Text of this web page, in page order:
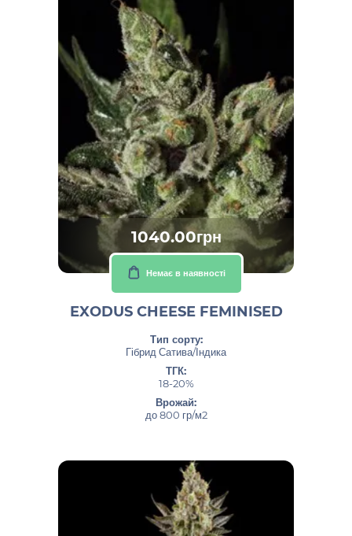
1040.00грн
Немає в наявності
EXODUS CHEESE FEMINISED
Тип сорту:
Гібрид Сатива/Індика
ТГК:
18-20%
Врожай:
до 800 гр/м2